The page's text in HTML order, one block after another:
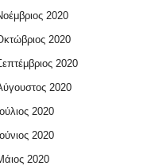
2020
2020
2020
2020
2020
2020
2020